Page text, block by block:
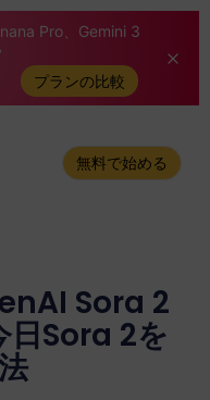
Pro、Gemini 3
プランの比較
無料で始める
Sora 2
日Sora 2を